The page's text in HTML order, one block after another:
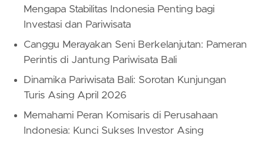
Mengapa Stabilitas Indonesia Penting bagi
Investasi dan Pariwisata
Canggu Merayakan Seni Berkelanjutan: Pameran
Perintis di Jantung Pariwisata Bali
Dinamika Pariwisata Bali: Sorotan Kunjungan
Turis Asing April 2026
Memahami Peran Komisaris di Perusahaan
Indonesia: Kunci Sukses Investor Asing